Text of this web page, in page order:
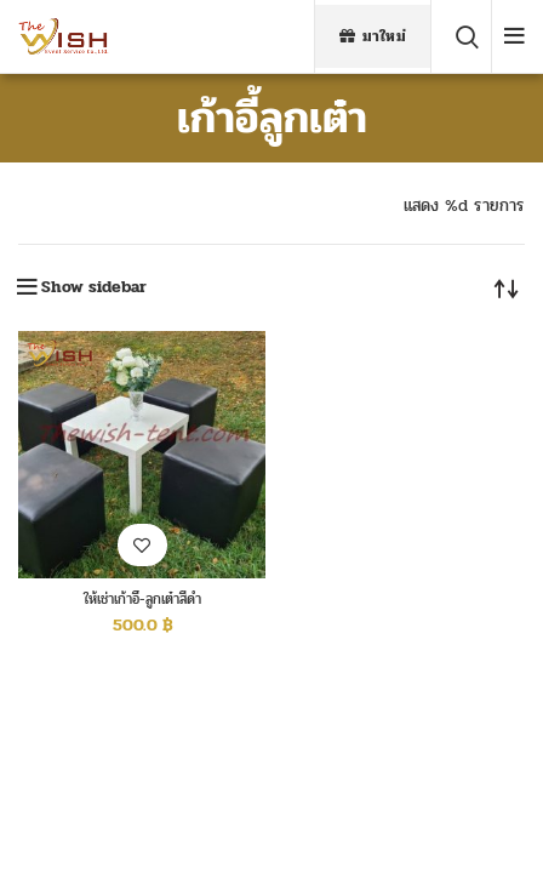
มาใหม่
เก้าอี้ลูกเต๋า
แสดง %d รายการ
Show sidebar
ให้เช่าเก้าอี้-ลูกเต๋าสีดำ
500.0฿